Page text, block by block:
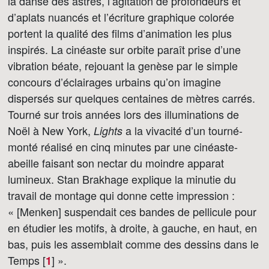
d’aplats nuancés et l’écriture graphique colorée
portent la qualité des films d’animation les plus
inspirés. La cinéaste sur orbite paraît prise d’une
vibration béate, rejouant la genèse par le simple
concours d’éclairages urbains qu’on imagine
dispersés sur quelques centaines de mètres carrés.
Tourné sur trois années lors des illuminations de
Noël à New York, Lights a la vivacité d’un tourné-
monté réalisé en cinq minutes par une cinéaste-
abeille faisant son nectar du moindre apparat
lumineux. Stan Brakhage explique la minutie du
travail de montage qui donne cette impression :
« [Menken] suspendait ces bandes de pellicule pour
en étudier les motifs, à droite, à gauche, en haut, en
bas, puis les assemblait comme des dessins dans le
Temps [1] ».